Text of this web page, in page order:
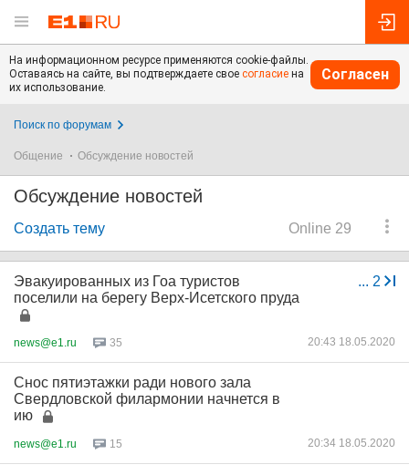
На информационном ресурсе применяются cookie-файлы.
Оставаясь на сайте, вы подтверждаете свое согласие на
их использование.
Согласен
Поиск по форумам
Общение Обсуждение новостей
Обсуждение новостей
Online 29
Создать тему
... 2
Эвакуированных из Гоа туристов
поселили на берегу Верх-Исетского пруда
news@e1.ru 35 20:43 18.05.2020
Снос пятиэтажки ради нового зала
Свердловской филармонии начнется в
ию
news@e1.ru 15 20:34 18.05.2020